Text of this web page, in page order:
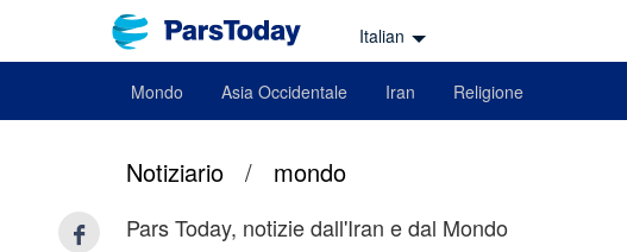
Italian
Mondo Asia Occidentale Iran Religione
Notiziario / mondo
Pars Today, notizie dall'Iran e dal Mondo